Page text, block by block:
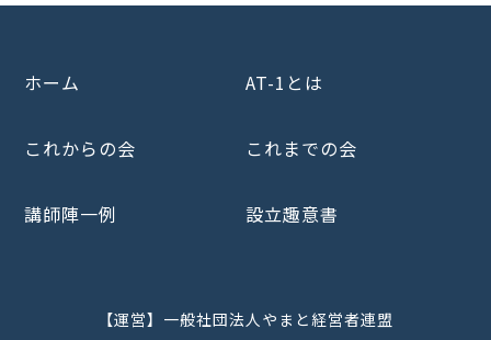
【運営】一般社団法人やまと経営者連盟
ホーム AT-1とは
これからの会 これまでの会
講師陣一例 設立趣意書